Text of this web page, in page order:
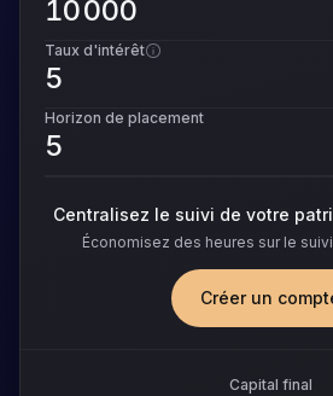
Taux d'intérêt
Horizon de placement
Centralisez le suivi de votre
Économisez des heures sur le
Créer un
Capital final